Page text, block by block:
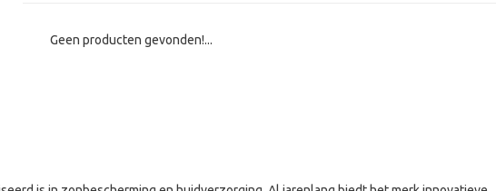
Geen producten gevonden!...